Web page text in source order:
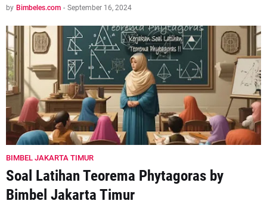
by Bimbeles.com - September 16, 2024
BIMBEL JAKARTA TIMUR
Soal Latihan Teorema Phytagoras by
Bimbel Jakarta Timur